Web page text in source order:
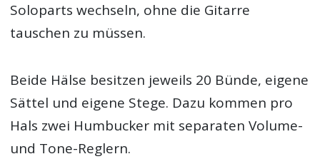
Soloparts wechseln, ohne die Gitarre
tauschen zu müssen.
Beide Hälse besitzen jeweils 20 Bünde, eigene
Sättel und eigene Stege. Dazu kommen pro
Hals zwei Humbucker mit separaten Volume-
und Tone-Reglern.